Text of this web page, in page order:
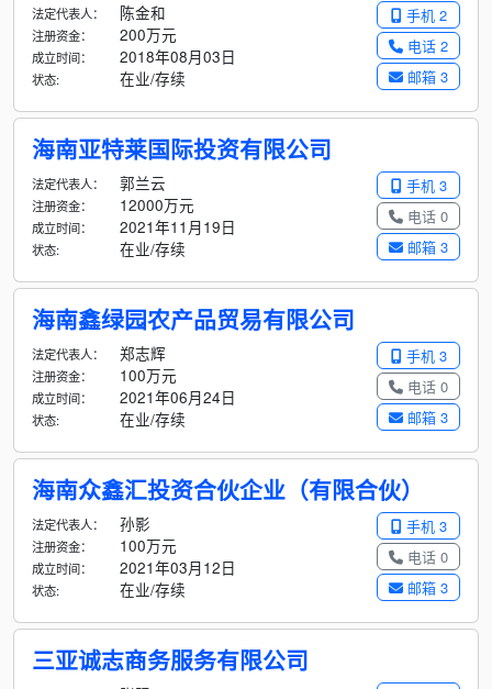
手机 2
电话 2
邮箱 3
法定代表人： 陈金和
注册资金： 200万元
成立时间： 2018年08月03日
状态: 在业/存续
海南亚特莱国际投资有限公司
手机 3
电话 0
邮箱 3
法定代表人： 郭兰云
注册资金： 12000万元
成立时间： 2021年11月19日
状态: 在业/存续
海南鑫绿园农产品贸易有限公司
手机 3
电话 0
邮箱 3
法定代表人： 郑志辉
注册资金： 100万元
成立时间： 2021年06月24日
状态: 在业/存续
海南众鑫汇投资合伙企业（有限合伙）
手机 3
电话 0
邮箱 3
法定代表人： 孙影
注册资金： 100万元
成立时间： 2021年03月12日
状态: 在业/存续
三亚诚志商务服务有限公司